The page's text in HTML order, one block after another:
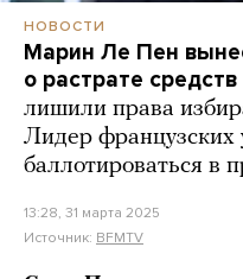
НОВОСТИ
Марин Ле Пен
о растрате
лишили права
Лидер французских
баллотироваться в
13:28, 31 марта 2025
Источник: BFMTV